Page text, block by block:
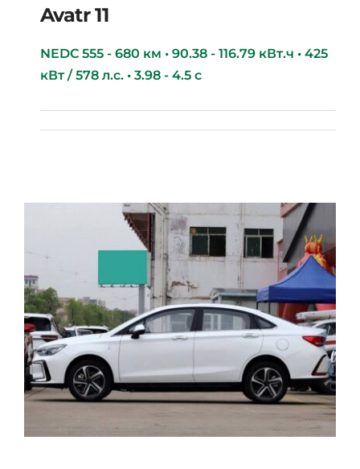
Avatr 11
Avatr 11
NEDC 555 - 680 км • 90.38 - 116.79 кВт.ч • 425
кВт / 578 л.с. • 3.98 - 4.5 с